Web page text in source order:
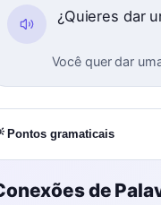
¿Quieres dar
Você quer dar
Pontos gramaticais
de